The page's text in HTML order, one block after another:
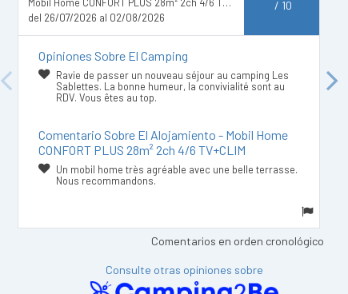
Previous
del 26/07/2026 al 02/08/2026
/ 10
Opiniones Sobre El Camping
Ravie de passer un nouveau séjour au camping Les
Sablettes. La bonne humeur, la convivialité sont au
RDV. Vous êtes au top.
Comentario Sobre El Alojamiento - Mobil Home
CONFORT PLUS 28m² 2ch 4/6 TV+CLIM
Un mobil home très agréable avec une belle terrasse.
Nous recommandons.
Next
Comentarios en orden cronológico
Consulte otras opiniones sobre